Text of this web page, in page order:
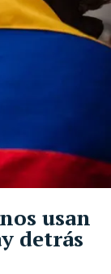
usan
detrás